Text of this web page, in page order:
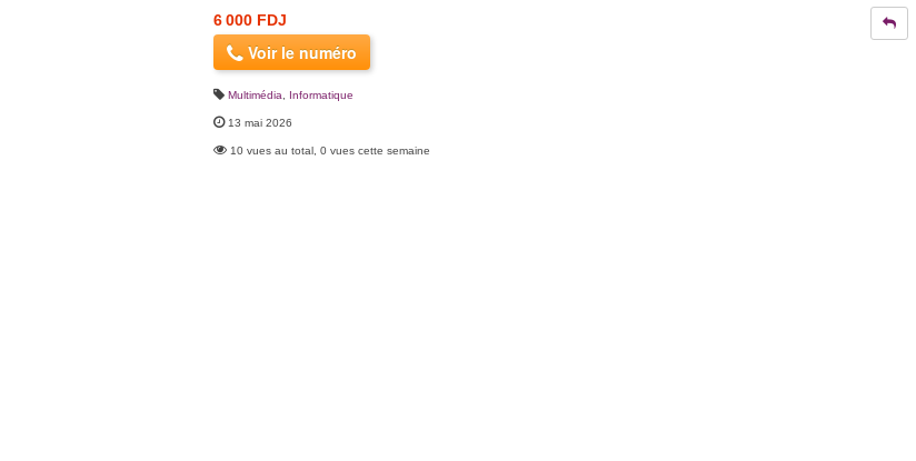
6 000 FDJ
Voir le numéro
Multimédia Informatique
13 mai 2026
10 vues au total, 0 vues cette semaine